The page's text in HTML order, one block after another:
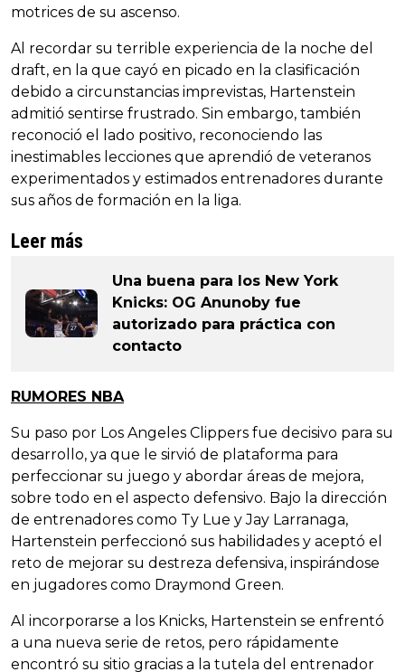
motrices de su ascenso.
Al recordar su terrible experiencia de la noche del
draft, en la que cayó en picado en la clasificación
debido a circunstancias imprevistas, Hartenstein
admitió sentirse frustrado. Sin embargo, también
reconoció el lado positivo, reconociendo las
inestimables lecciones que aprendió de veteranos
experimentados y estimados entrenadores durante
sus años de formación en la liga.
Leer más
Una buena para los New York
Knicks: OG Anunoby fue
autorizado para práctica con
contacto
RUMORES NBA
Su paso por Los Angeles Clippers fue decisivo para su
desarrollo, ya que le sirvió de plataforma para
perfeccionar su juego y abordar áreas de mejora,
sobre todo en el aspecto defensivo. Bajo la dirección
de entrenadores como Ty Lue y Jay Larranaga,
Hartenstein perfeccionó sus habilidades y aceptó el
reto de mejorar su destreza defensiva, inspirándose
en jugadores como Draymond Green.
Al incorporarse a los Knicks, Hartenstein se enfrentó
a una nueva serie de retos, pero rápidamente
encontró su sitio gracias a la tutela del entrenador